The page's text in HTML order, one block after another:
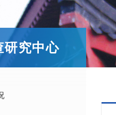
研究中心